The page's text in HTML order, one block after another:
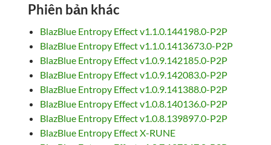
Phiên bản khác
BlazBlue Entropy Effect v1.1.0.144198.0-P2P
BlazBlue Entropy Effect v1.1.0.1413673.0-P2P
BlazBlue Entropy Effect v1.0.9.142185.0-P2P
BlazBlue Entropy Effect v1.0.9.142083.0-P2P
BlazBlue Entropy Effect v1.0.9.141388.0-P2P
BlazBlue Entropy Effect v1.0.8.140136.0-P2P
BlazBlue Entropy Effect v1.0.8.139897.0-P2P
BlazBlue Entropy Effect X-RUNE